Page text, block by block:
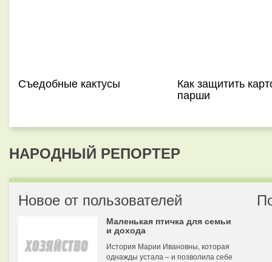
Съедобные кактусы Как защитить
парши
НАРОДНЫЙ РЕПОРТЕР
Новое от пользователей
Маленькая птичка для семьи
и дохода
История Марии Ивановны, которая
однажды устала – и позволила себе